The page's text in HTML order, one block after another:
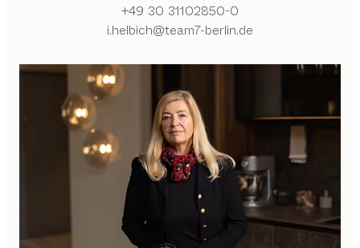
+49 30 31102850-0
i.helbich@team7-berlin.de